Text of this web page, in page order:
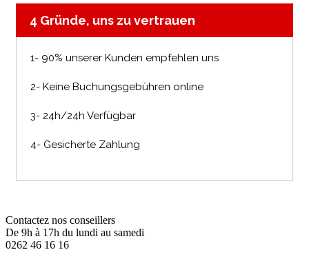
4 Gründe, uns zu vertrauen
1- 90% unserer Kunden empfehlen uns
2- Keine Buchungsgebühren online
3- 24h/24h Verfügbar
4- Gesicherte Zahlung
Contactez nos conseillers
De 9h à 17h du lundi au samedi
0262 46 16 16